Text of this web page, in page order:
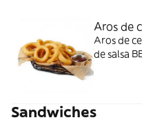
Aros de
Aros de
de salsa
Sandwiches